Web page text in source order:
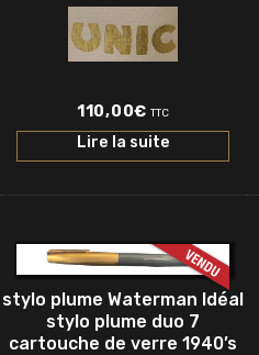
110,00€ TTC
Lire la suite
stylo plume Waterman Idéal
stylo plume duo 7
cartouche de verre 1940’s